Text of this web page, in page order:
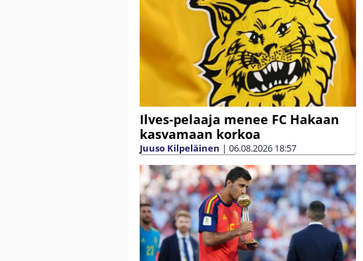
Ilves-pelaaja menee FC Hakaan
kasvamaan korkoa
Juuso Kilpeläinen | 06.08.2026 18:57